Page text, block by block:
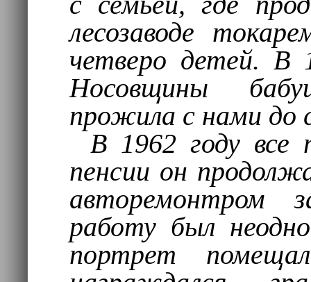
лесозаводе
четверо детей. В
Носовщины
прожила с нами до
В 1962 году все
пенсии он
авторемонтром
работу был
портрет